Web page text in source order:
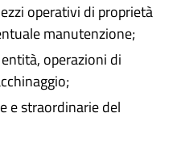
operativi di proprietà
manutenzione;
operazioni di
e straordinarie del